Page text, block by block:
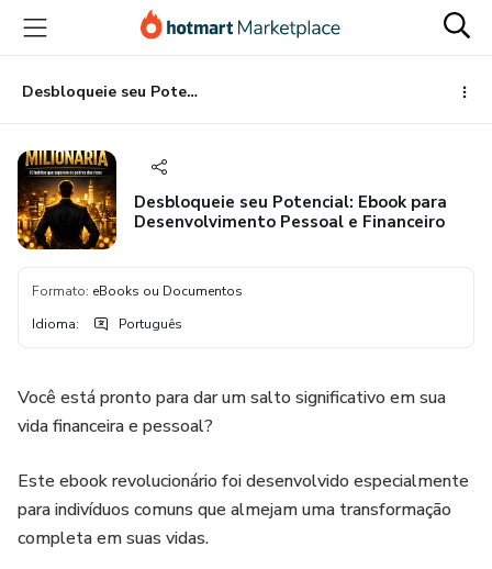
para
conteúdo
principal
para
pagamento
para
rodapé
Desbloqueie seu Potencial: Ebook para Desenvolvimento Pessoal e Financeiro
Desbloqueie seu Potencial: Ebook para
Desenvolvimento Pessoal e Financeiro
Formato: eBooks ou Documentos
Idioma: Português
Você está pronto para dar um salto significativo em sua
vida financeira e pessoal?
Este ebook revolucionário foi desenvolvido especialmente
para indivíduos comuns que almejam uma transformação
completa em suas vidas.